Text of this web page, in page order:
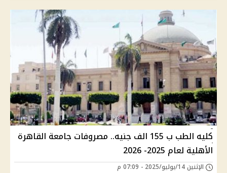
كليه الطب ب 155 الف جنيه.. مصروفات جامعة القاهرة
الأهلية لعام 2025- 2026
الإثنين 14/يوليو/2025 - 07:09 م